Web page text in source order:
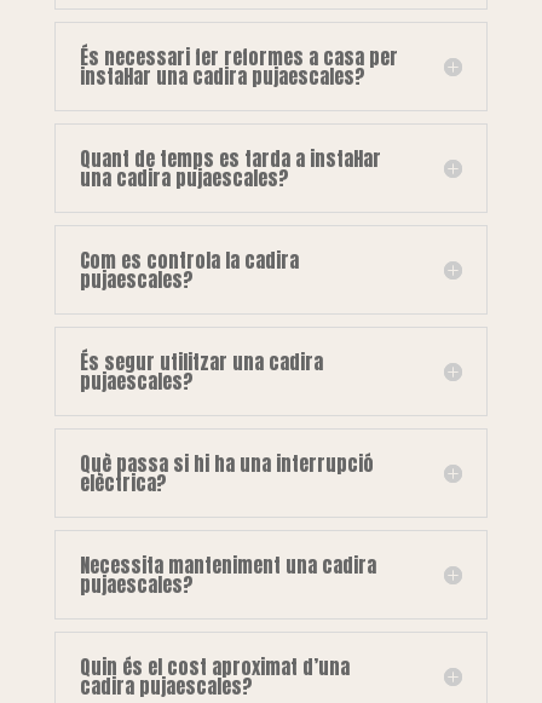
És necessari fer reformes a casa per
instal·lar una cadira pujaescales?
Quant de temps es tarda a instal·lar
una cadira pujaescales?
Com es controla la cadira
pujaescales?
És segur utilitzar una cadira
pujaescales?
Què passa si hi ha una interrupció
elèctrica?
Necessita manteniment una cadira
pujaescales?
Quin és el cost aproximat d’una
cadira pujaescales?